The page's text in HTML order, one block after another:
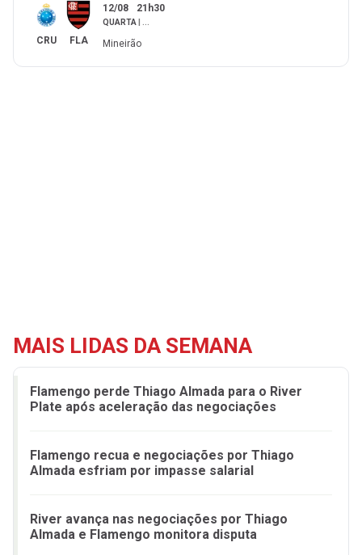
CRU FLA
12/08 21h30
QUARTA
Mineirão
MAIS LIDAS DA SEMANA
Flamengo perde Thiago Almada para o River
Plate após aceleração das negociações
Flamengo recua e negociações por Thiago
Almada esfriam por impasse salarial
River avança nas negociações por Thiago
Almada e Flamengo monitora disputa